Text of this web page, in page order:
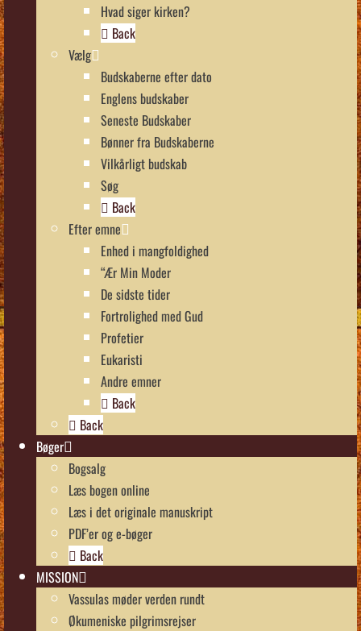
Hvad siger kirken?
Back
Vælg
Budskaberne efter dato
Englens budskaber
Seneste Budskaber
Bønner fra Budskaberne
Vilkårligt budskab
Søg
Back
Efter emne
Enhed i mangfoldighed
“Ær Min Moder
De sidste tider
Fortrolighed med Gud
Profetier
Eukaristi
Andre emner
Back
Back
Bøger
Bogsalg
Læs bogen online
Læs i det originale manuskript
PDF’er og e-bøger
Back
MISSION
Vassulas møder verden rundt
Økumeniske pilgrimsrejser